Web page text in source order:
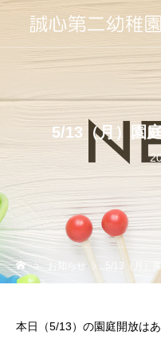
5/13（月）園
お知らせ 5/13（月）
本日（5/13）の園庭開放は